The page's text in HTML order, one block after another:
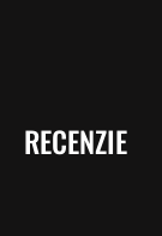
RECENZIE